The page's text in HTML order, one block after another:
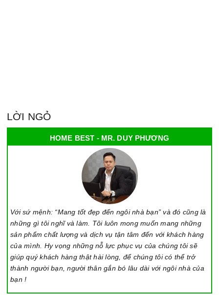
LỜI NGỎ
HOME BEST - MR. DUY PHƯƠNG
Với sứ mệnh: “Mang tốt đẹp đến ngôi nhà bạn” và đó cũng là
những gì tôi nghĩ và làm. Tôi luôn mong muốn mang những
sản phẩm chất lượng và dịch vụ tận tâm đến với khách hàng
của mình. Hy vọng những nỗ lực phục vụ của chúng tôi sẽ
giúp quý khách hàng thật hài lòng, để chúng tôi có thể trở
thành người bạn, người thân gắn bó lâu dài với ngôi nhà của
bạn !